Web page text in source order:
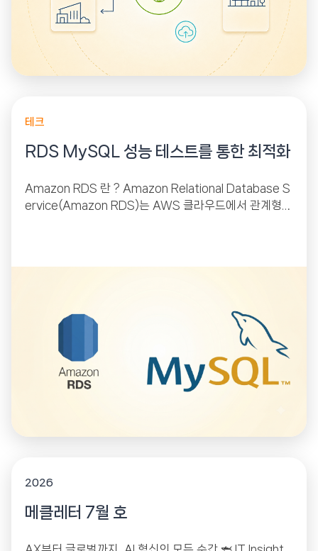
테크
RDS MySQL 성능 테스트를 통한 최적화
Amazon RDS 란 ? Amazon Relational Database S
ervice(Amazon RDS)는 AWS 클라우드에서 관계형
2026
메클레터 7월 호